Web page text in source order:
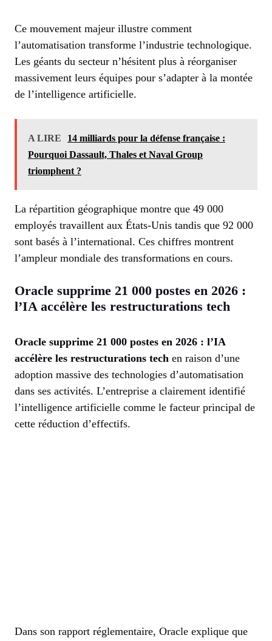
Ce mouvement majeur illustre comment
l’automatisation transforme l’industrie technologique.
Les géants du secteur n’hésitent plus à réorganiser
massivement leurs équipes pour s’adapter à la montée
de l’intelligence artificielle.
A LIRE
14 milliards pour la défense française :
Pourquoi Dassault, Thales et Naval Group
triomphent ?
La répartition géographique montre que 49 000
employés travaillent aux États-Unis tandis que 92 000
sont basés à l’international. Ces chiffres montrent
l’ampleur mondiale des transformations en cours.
Oracle supprime 21 000 postes en 2026 :
l’IA accélère les restructurations tech
Oracle supprime 21 000 postes en 2026 : l’IA
accélère les restructurations tech en raison d’une
adoption massive des technologies d’automatisation
dans ses activités. L’entreprise a clairement identifié
l’intelligence artificielle comme le facteur principal de
cette réduction d’effectifs.
Dans son rapport réglementaire, Oracle explique que